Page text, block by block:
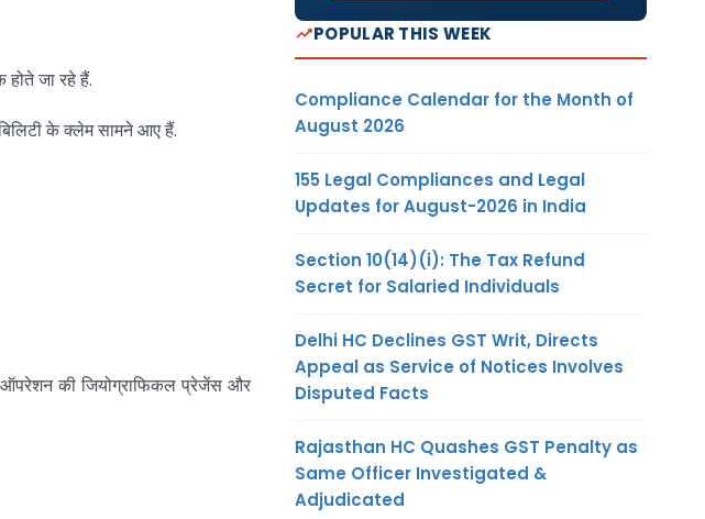
जा रहे हैं.
के क्लेम सामने आए हैं.
ऑपरेशन की जियोग्राफिकल प्रेजेंस और
POPULAR THIS WEEK
Compliance Calendar for the Month of
August 2026
155 Legal Compliances and Legal
Updates for August-2026 in India
Section 10(14)(i): The Tax Refund
Secret for Salaried Individuals
Delhi HC Declines GST Writ, Directs
Appeal as Service of Notices Involves
Disputed Facts
Rajasthan HC Quashes GST Penalty as
Same Officer Investigated &
Adjudicated